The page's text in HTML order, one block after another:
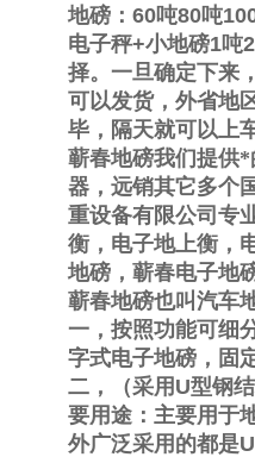
地磅： 60吨80吨
电子秤+小地磅1吨2
择。一旦确定下来
可以发货，外省地
毕，隔天就可以上
蕲春地磅我们提供
器，远销其它多个
重设备有限公司专
衡，电子地上衡，
地磅，蕲春电子地
蕲春地磅也叫汽车
一，按照功能可细
字式电子地磅，固
二，（采用 U型钢
要用途：主要用于
外广泛采用的都是U